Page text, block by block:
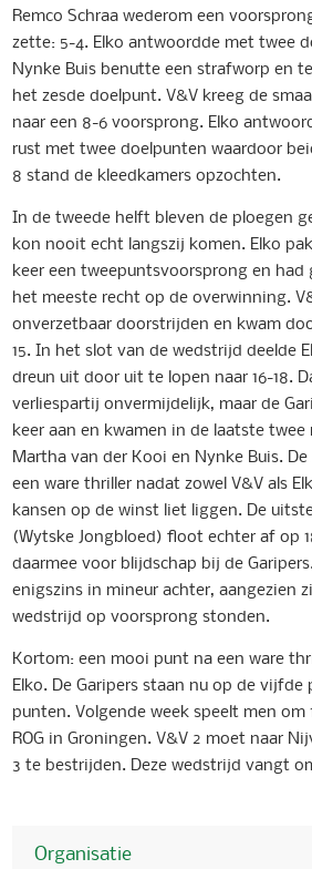
Remco Schraa wederom een
zette: 5-4. Elko antwoordde met twee
Nynke Buis benutte een strafworp en
het zesde doelpunt. V&V kreeg de
naar een 8-6 voorsprong. Elko
rust met twee doelpunten waardoor
8 stand de kleedkamers opzochten.
In de tweede helft bleven de ploegen
kon nooit echt langszij komen. Elko
keer een tweepuntsvoorsprong en
het meeste recht op de overwinning.
onverzetbaar doorstrijden en kwam
15. In het slot van de wedstrijd deelde
dreun uit door uit te lopen naar 16-18.
verliespartij onvermijdelijk, maar de
keer aan en kwamen in de laatste
Martha van der Kooi en Nynke Buis.
een ware thriller nadat zowel V&V als
kansen op de winst liet liggen. De
(Wytske Jongbloed) floot echter af op
daarmee voor blijdschap bij de
enigszins in mineur achter, aangezien
wedstrijd op voorsprong stonden.
Kortom: een mooi punt na een ware
Elko. De Garipers staan nu op de vijfde
punten. Volgende week speelt men
ROG in Groningen. V&V 2 moet naar
3 te bestrijden. Deze wedstrijd vangt
Organisatie